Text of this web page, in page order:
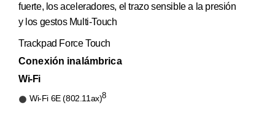
fuerte, los aceleradores, el trazo sensible a la presión
y los gestos Multi‑Touch
Trackpad Force Touch
Conexión inalámbrica
Wi‑Fi
Wi‑Fi 6E (802.11ax)8